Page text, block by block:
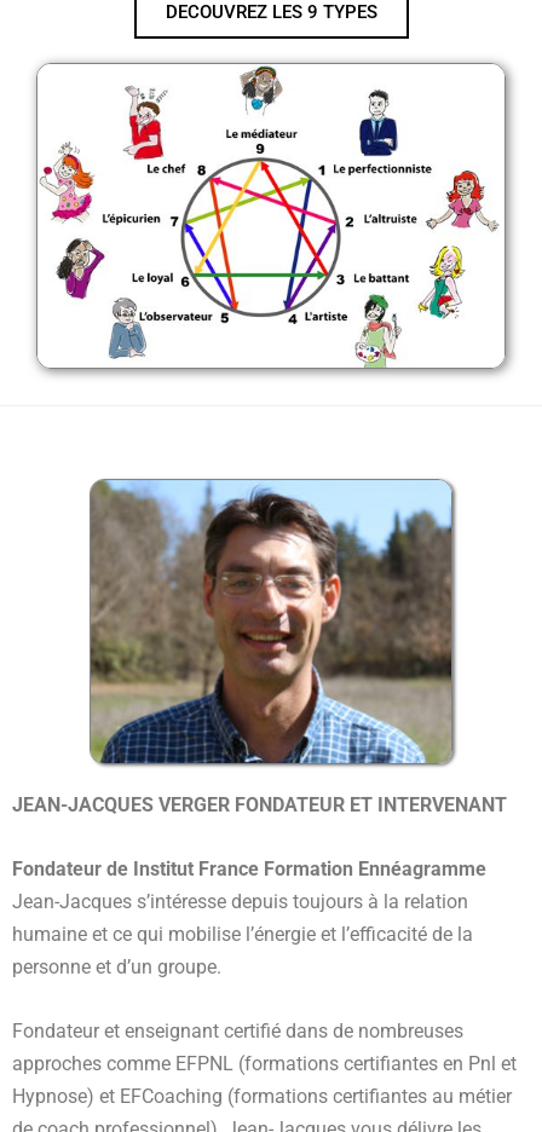
DECOUVREZ LES 9 TYPES
JEAN-JACQUES VERGER FONDATEUR ET INTERVENANT
Fondateur de Institut France Formation Ennéagramme
Jean-Jacques s’intéresse depuis toujours à la relation
humaine et ce qui mobilise l’énergie et l’efficacité de la
personne et d’un groupe.
Fondateur et enseignant certifié dans de nombreuses
approches comme EFPNL (formations certifiantes en Pnl et
Hypnose) et EFCoaching (formations certifiantes au métier